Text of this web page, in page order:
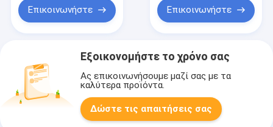
Επικοινωνήστε Επικοινωνήστε
Εξοικονομήστε το χρόνο σας
Ας επικοινωνήσουμε μαζί σας με τα
καλύτερα προϊόντα.
Δώστε τις απαιτήσεις σας